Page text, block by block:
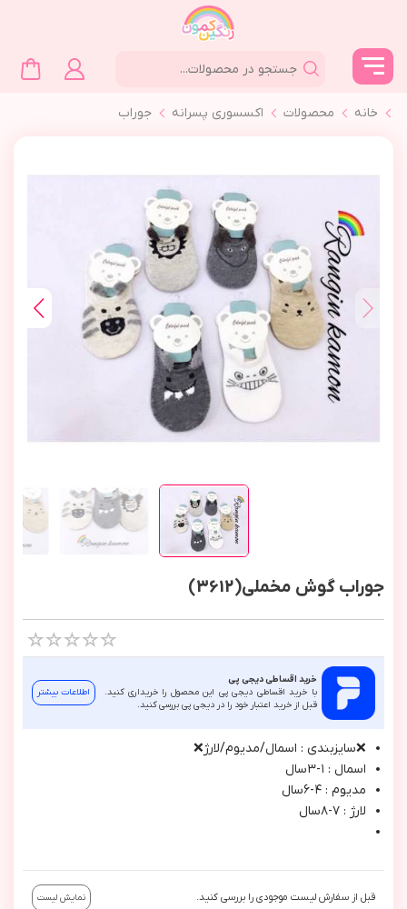
خانه محصولات اکسسوری پسرانه جوراب
جوراب گوش مخملی(3612)
خرید اقساطی دیجی پی
با خرید اقساطی دیجی پی این محصول را خریداری کنید.
قبل از خرید اعتبار خود را در دیجی پی بررسی کنید.
اطلاعات بیشتر
❌سايزبندي : اسمال/مديوم/لارژ❌
اسمال : ١-٣سال
مديوم : ٤-٦سال
لارژ : ٧-٨سال
قبل از سفارش لیست موجودی را بررسی کنید. نمایش لیست